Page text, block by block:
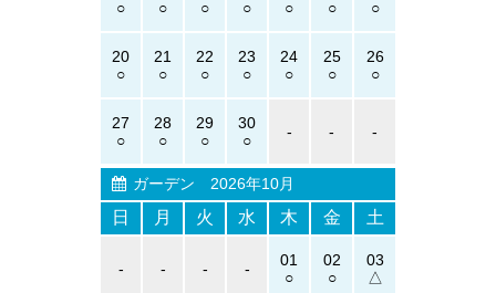
20 21 22 23 24 25 26
27 28 29 30 - - -
ガーデン 2026年10月
日 月 火 水 木 金 土
- - - - 01 02 03